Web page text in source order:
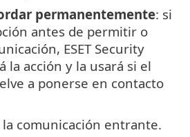
permanentemente: si
antes de permitir o
ESET Security
la acción y la usará si el
a ponerse en contacto
comunicación entrante.